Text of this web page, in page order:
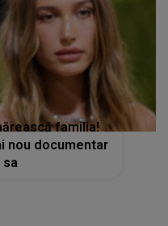
familia!
nou documentar